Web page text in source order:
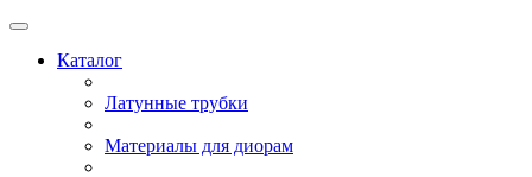
Каталог
Латунные трубки
Материалы для диорам